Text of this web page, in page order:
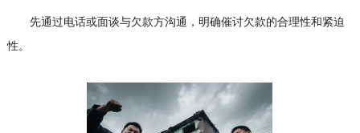
先通过电话或面谈与欠款方沟通，明确催讨欠款的合理性和紧迫
性。